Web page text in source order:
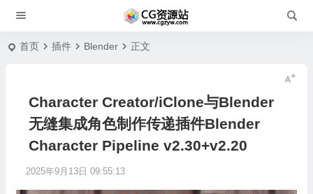
首页 插件 Blender 正文
Character Creator/iClone与Blender
无缝集成角色制作传递插件Blender
Character Pipeline v2.30+v2.20
2025年9月13日 09:55:13